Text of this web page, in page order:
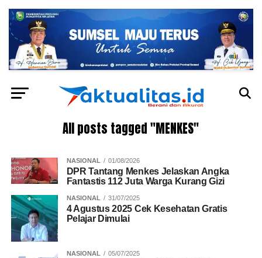
All posts tagged "MENKES"
NASIONAL 01/08/2026
DPR Tantang Menkes Jelaskan Angka
Fantastis 112 Juta Warga Kurang Gizi
NASIONAL 31/07/2025
4 Agustus 2025 Cek Kesehatan Gratis
Pelajar Dimulai
NASIONAL 05/07/2025